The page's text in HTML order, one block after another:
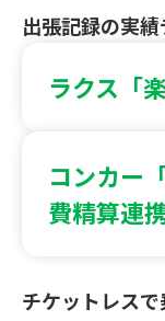
出張記録の実
ラクス「
コンカー
費精算連
チケットレス